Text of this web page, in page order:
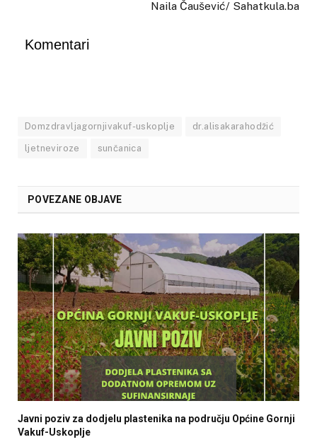
Naila Čaušević/ Sahatkula.ba
Komentari
Domzdravljagornjivakuf-uskoplje dr.alisakarahodžić
ljetneviroze sunčanica
POVEZANE OBJAVE
Javni poziv za dodjelu plastenika na području Općine Gornji
Vakuf-Uskoplje